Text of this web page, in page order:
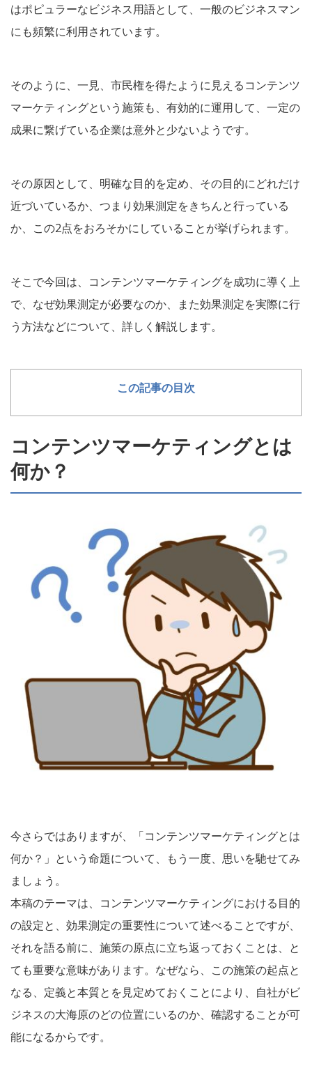
はポピュラーなビジネス用語として、一般のビジネスマン
にも頻繁に利用されています。
そのように、一見、市民権を得たように見えるコンテンツ
マーケティングという施策も、有効的に運用して、一定の
成果に繋げている企業は意外と少ないようです。
その原因として、明確な目的を定め、その目的にどれだけ
近づいているか、つまり効果測定をきちんと行っている
か、この2点をおろそかにしていることが挙げられます。
そこで今回は、コンテンツマーケティングを成功に導く上
で、なぜ効果測定が必要なのか、また効果測定を実際に行
う方法などについて、詳しく解説します。
この記事の目次
コンテンツマーケティングとは
何か？
今さらではありますが、「コンテンツマーケティングとは
何か？」という命題について、もう一度、思いを馳せてみ
ましょう。
本稿のテーマは、コンテンツマーケティングにおける目的
の設定と、効果測定の重要性について述べることですが、
それを語る前に、施策の原点に立ち返っておくことは、と
ても重要な意味があります。なぜなら、この施策の起点と
なる、定義と本質とを見定めておくことにより、自社がビ
ジネスの大海原のどの位置にいるのか、確認することが可
能になるからです。